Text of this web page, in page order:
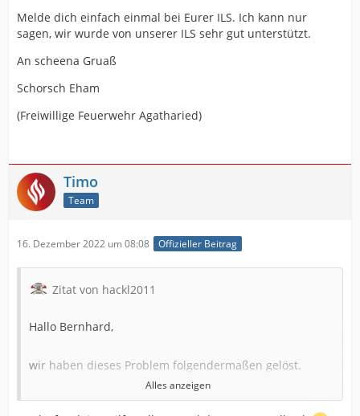
Melde dich einfach einmal bei Eurer ILS. Ich kann nur
sagen, wir wurde von unserer ILS sehr gut unterstützt.
An scheena Gruaß
Schorsch Eham
(Freiwillige Feuerwehr Agatharied)
Timo
Team
16. Dezember 2022 um 08:08 Offizieller Beitrag
Zitat von hackl2011
Hallo Bernhard,
wir haben dieses Problem folgendermaßen gelöst.
Unser Kommandanten hatten von der Leitstelle,
Alles anzeigen